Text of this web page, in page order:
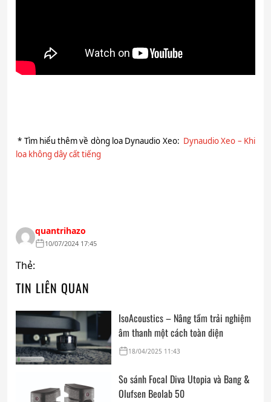
* Tìm hiểu thêm về dòng loa Dynaudio Xeo: Dynaudio Xeo – Khi
loa không dây cất tiếng
quantrihazo
10/07/2024 17:45
Thẻ:
TIN LIÊN QUAN
IsoAcoustics – Nâng tầm trải nghiệm
âm thanh một cách toàn diện
18/04/2025 11:43
So sánh Focal Diva Utopia và Bang &
Olufsen Beolab 50